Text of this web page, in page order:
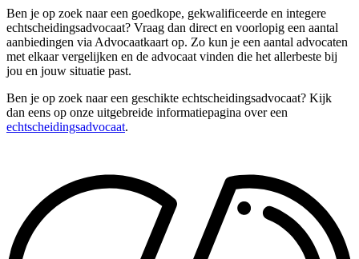
Ben je op zoek naar een goedkope, gekwalificeerde en integere
echtscheidingsadvocaat? Vraag dan direct en voorlopig een aantal
aanbiedingen via Advocaatkaart op. Zo kun je een aantal advocaten
met elkaar vergelijken en de advocaat vinden die het allerbeste bij
jou en jouw situatie past.
Ben je op zoek naar een geschikte echtscheidingsadvocaat? Kijk
dan eens op onze uitgebreide informatiepagina over een
echtscheidingsadvocaat.